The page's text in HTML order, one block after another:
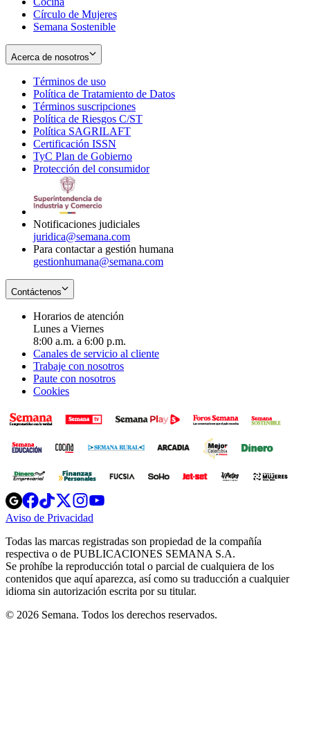
Círculo de Mujeres
Semana Sostenible
Acerca de nosotros
Términos de uso
in
new
window
Política de Tratamiento de Datos
Términos suscripciones
in
Política de Riesgos C/ST
Política SAGRILAFT
new
window
Certificación ISSN
in
new
TyC Plan de Gobierno
in
Protección del consumidorOpens
Notificaciones judiciales
juridica@semana.com
Para contactar a gestión humana
gestionhumana@semana.com
Contáctenos
Horarios de atención
Lunes a Viernes
8:00 a.m. a 6:00 p.m.
Canales de servicio al cliente
Trabaje con nosotros
Paute con nosotros
Cookies
Opens
in
new
Opens
in
new
Opens
in
new
window
Opens
new
windowwindow
Aviso de Privacidad
new
window
Todas las marcas registradas son propiedad de la compañía
respectiva o de PUBLICACIONES SEMANA S.A.
Se prohíbe la reproducción total o parcial de cualquiera de los
contenidos que aquí aparezca, así como su traducción a cualquier
idioma sin autorización escrita por su titular.
© 2026 Semana. Todos los derechos reservados.